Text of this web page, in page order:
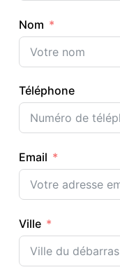
Nom
Téléphone
Email
Ville